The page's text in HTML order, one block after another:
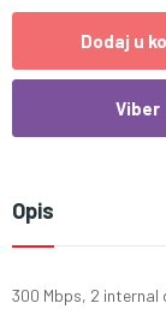
Dodaj u
Viber
Opis
300 Mbps, 2 internal